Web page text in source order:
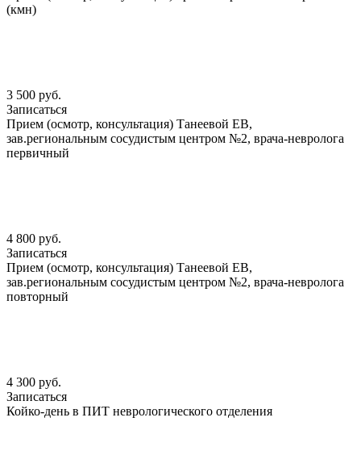
(кмн)
3 500 руб.
Записаться
Прием (осмотр, консультация) Танеевой ЕВ,
зав.региональным сосудистым центром №2, врача-невролога
первичный
4 800 руб.
Записаться
Прием (осмотр, консультация) Танеевой ЕВ,
зав.региональным сосудистым центром №2, врача-невролога
повторный
4 300 руб.
Записаться
Койко-день в ПИТ неврологического отделения